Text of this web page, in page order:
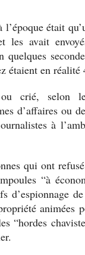
l’époque était
les avait
quelques
étaient en réalité
crié, selon
d’affaires ou
à
qui ont
“à
d’espionnage
animées
“hordes